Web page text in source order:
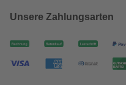
Unsere Zahlungsarten